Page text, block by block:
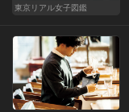
東京リアル女子図鑑